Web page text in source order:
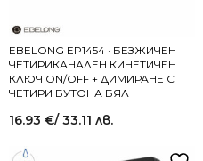
EBELONG EP1454 · БЕЗЖИЧЕН
ЧЕТИРИКАНАЛЕН КИНЕТИЧЕН
КЛЮЧ ON/OFF + ДИМИРАНЕ С
ЧЕТИРИ БУТОНА БЯЛ
16.93 €/ 33.11 лв.